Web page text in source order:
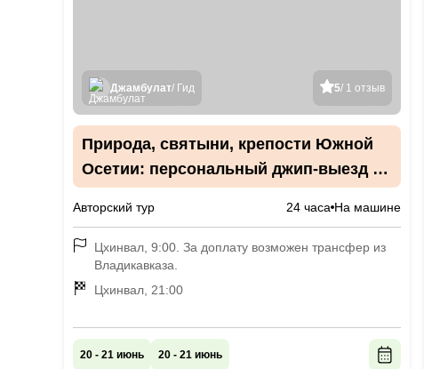
5/ 1 отзыв
Джамбулат/ Гид
Природа, святыни, крепости Южной
Осетии: персональный джип-выезд в
Авторский тур 24 часа На машине
Цхинвал, 9:00. За доплату возможен трансфер из
Владикавказа.
Цхинвал, 21:00
20 - 21 июнь 20 - 21 июнь